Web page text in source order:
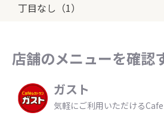
丁目なし（1）
店舗のメニューを確認
ガスト
気軽にご利用いただける